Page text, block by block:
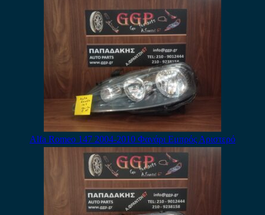
Alfa Romeo 147 2004-2010 Φανάρι Εμπρός Αριστερό